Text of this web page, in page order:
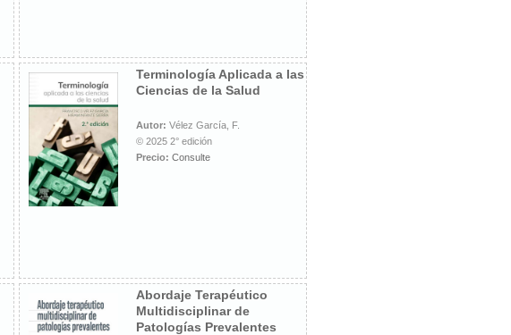
Terminología Aplicada a las
Ciencias de la Salud
Autor: Vélez García, F.
© 2025 2° edición
Precio: Consulte
Abordaje Terapéutico
Multidisciplinar de
Patologías Prevalentes